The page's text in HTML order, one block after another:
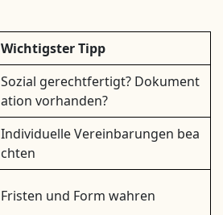
Wichtigster Tipp
Sozial gerechtfertigt? Dokument
ation vorhanden?
Individuelle Vereinbarungen bea
chten
Fristen und Form wahren